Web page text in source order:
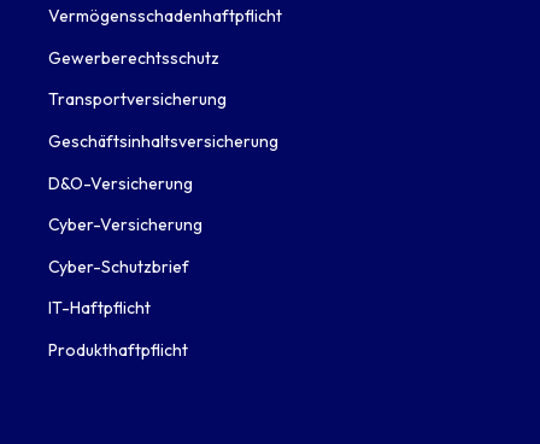
Vermögensschadenhaftpflicht
Gewerberechtsschutz
Transportversicherung
Geschäftsinhaltsversicherung
D&O-Versicherung
Cyber-Versicherung
Cyber-Schutzbrief
IT-Haftpflicht
Produkthaftpflicht